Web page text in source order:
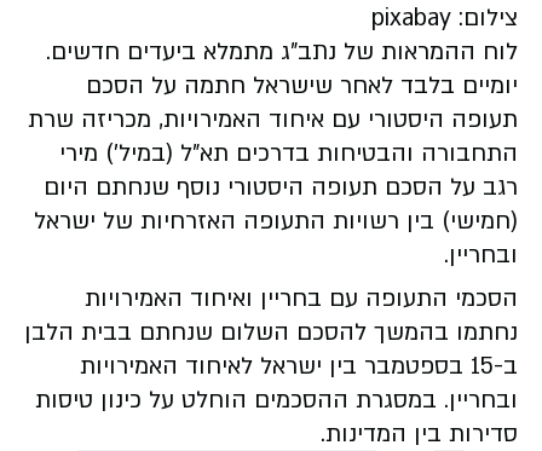
צילום: pixabay
לוח ההמראות של נתב"ג מתמלא ביעדים חדשים.
יומיים בלבד לאחר שישראל חתמה על הסכם
תעופה היסטורי עם איחוד האמירויות, מכריזה שרת
התחבורה והבטיחות בדרכים תא"ל (במיל') מירי
רגב על הסכם תעופה היסטורי נוסף שנחתם היום
(חמישי) בין רשויות התעופה האזרחיות של ישראל
ובחריין.
הסכמי התעופה עם בחריין ואיחוד האמירויות
נחתמו בהמשך להסכם השלום שנחתם בבית הלבן
ב-15 בספטמבר בין ישראל לאיחוד האמירויות
ובחריין. במסגרת ההסכמים הוחלט על כינון טיסות
סדירות בין המדינות.